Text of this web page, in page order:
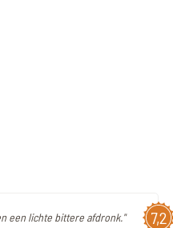
7,2
een lichte bittere afdronk."